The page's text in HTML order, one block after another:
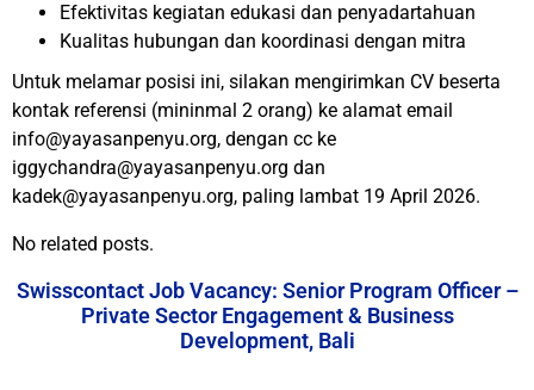
Efektivitas kegiatan edukasi dan penyadartahuan
Kualitas hubungan dan koordinasi dengan mitra
Untuk melamar posisi ini, silakan mengirimkan CV beserta
kontak referensi (mininmal 2 orang) ke alamat email
info@yayasanpenyu.org, dengan cc ke
iggychandra@yayasanpenyu.org dan
kadek@yayasanpenyu.org, paling lambat 19 April 2026.
No related posts.
Swisscontact Job Vacancy: Senior Program Officer –
Private Sector Engagement & Business
Development, Bali